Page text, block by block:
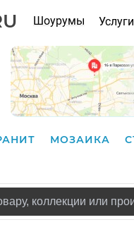
Шоурумы Услуги
МОЗАИКА